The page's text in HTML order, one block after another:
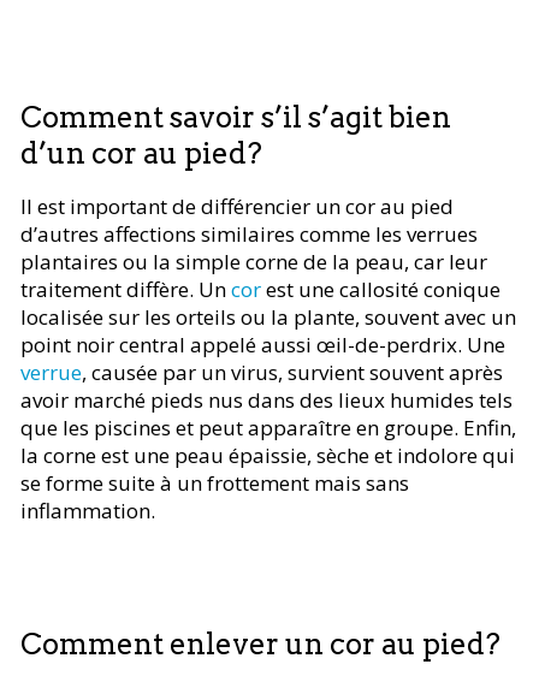
Comment savoir s’il s’agit bien
d’un cor au pied?
Il est important de différencier un cor au pied
d’autres affections similaires comme les verrues
plantaires ou la simple corne de la peau, car leur
traitement diffère. Uncorest une callosité conique
localisée sur les orteils ou la plante, souvent avec un
point noir central appelé aussi œil-de-perdrix. Une
verrue, causée par un virus, survient souvent après
avoir marché pieds nus dans des lieux humides tels
que les piscines et peut apparaître en groupe. Enfin,
la corne est une peau épaissie, sèche et indolore qui
se forme suite à un frottement mais sans
inflammation.
Comment enlever un cor au pied?